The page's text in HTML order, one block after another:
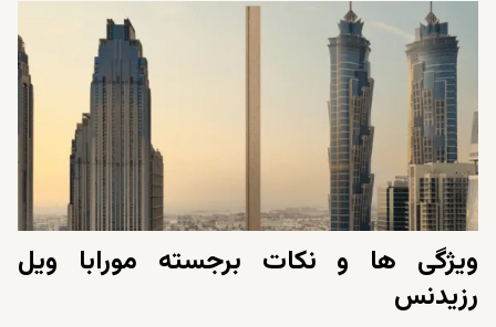
فهرست سرمایه‌گذاران و ساکنانی قرار می‌دهد که به دنبال
برترین املاک دبی هستند. در ادامه نگاهی به موقعیت ممتاز
این پروژه، خدمات ارائه‌شده و پتانسیل سرمایه‌گذاری آن
خواهیم داشت.
ویژگی ‌ها و نکات برجسته مورابا ویل
رزیدنس